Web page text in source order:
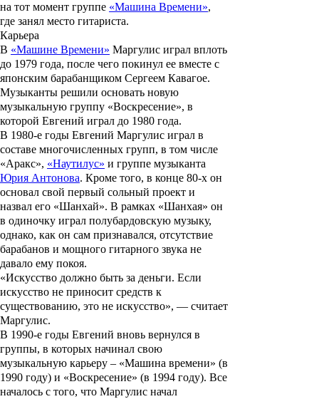
на тот момент группе «Машина Времени»,
где занял место гитариста.
Карьера
В «Машине Времени» Маргулис играл вплоть
до 1979 года, после чего покинул ее вместе с
японским барабанщиком Сергеем Кавагое.
Музыканты решили основать новую
музыкальную группу «Воскресение», в
которой Евгений играл до 1980 года.
В 1980-е годы Евгений Маргулис играл в
составе многочисленных групп, в том числе
«Аракс», «Наутилус» и группе музыканта
Юрия Антонова. Кроме того, в конце 80-х он
основал свой ​​первый сольный проект и
назвал его «Шанхай». В рамках «Шанхая» он
в одиночку играл полубардовскую музыку,
однако, как он сам признавался, отсутствие
барабанов и мощного гитарного звука не
давало ему покоя.
«Искусство должно быть за деньги. Если
искусство не приносит средств к
существованию, это не искусство», — считает
Маргулис.
В 1990-е годы Евгений вновь вернулся в
группы, в которых начинал свою
музыкальную карьеру – «Машина времени» (в
1990 году) и «Воскресение» (в 1994 году). Все
началось с того, что Маргулис начал